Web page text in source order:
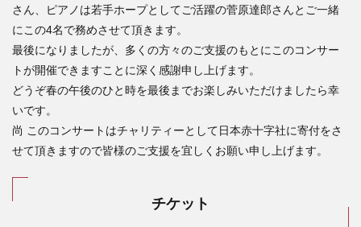
さん、ピアノは若手ホープとしてご活躍の菅原達郎さんとご一緒
にこの4名で務めさせて頂きます。
最後になりましたが、多くの方々のご支援のもとにこのコンサー
トが開催できますことに深く感謝申し上げます。
どうぞ春の午後のひと時を最後までお楽しみいただけましたら幸
いです。
尚 このコンサートはチャリティーとして日本赤十字社に寄付をさ
せて頂きますので皆様のご支援を宜しくお願い申し上げます。
チケット